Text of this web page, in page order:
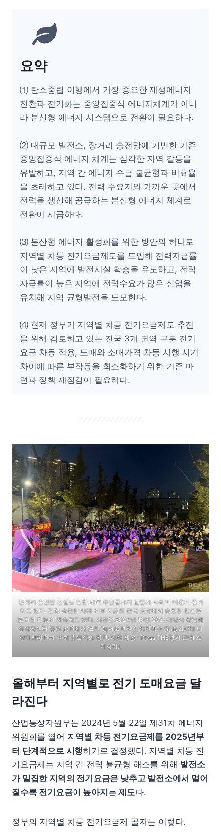
요약
⑴ 탄소중립 이행에서 가장 중요한 재생에너지
전환과 전기화는 중앙집중식 에너지체계가 아니
라 분산형 에너지 시스템으로 전환이 필요하다.
⑵ 대규모 발전소, 장거리 송전망에 기반한 기존
중앙집중식 에너지 체계는 심각한 지역 갈등을
유발하고, 지역 간 에너지 수급 불균형과 비효율
을 초래하고 있다. 전력 수요지와 가까운 곳에서
전력을 생산해 공급하는 분산형 에너지 체계로
전환이 시급하다.
⑶ 분산형 에너지 활성화를 위한 방안의 하나로
지역별 차등 전기요금제도를 도입해 전력자급률
이 낮은 지역에 발전시설 확충을 유도하고, 전력
자급률이 높은 지역에 전력수요가 많은 산업을
유치해 지역 균형발전을 도모한다.
⑷ 현재 정부가 지역별 차등 전기요금제도 추진
을 위해 검토하고 있는 전국 3개 권역 구분 전기
요금 차등 적용, 도매와 소매가격 차등 시행 시기
차이에 따른 부작용을 최소화하기 위한 기준 마
련과 정책 재점검이 필요하다.
장거리 송전망 건설로 인한 지역 주민들과의 갈등과 사회적 비용이 증가
하고 있다. 밀양 송전탑 사태 이후 지금도 전국 곳곳에서 송전탑 건설을
둘러싼 갈등이 계속되고 있다. 사진은 2024년 10월 26일 하남시 감일행
정복지센터 뒷편 공원에서 열린 ‘동서울변전소 이전촉구 및 증설반대 비
상대책위원회’ 주최 촛불집회 장면. 사진 제공 : Press THE경기 (프레스
더경기).
올해부터 지역별로 전기 도매요금 달
라진다
산업통상자원부는 2024년 5월 22일 제31차 에너지
위원회를 열어 지역별 차등 전기요금제를 2025년부
터 단계적으로 시행하기로 결정했다. 지역별 차등 전
기요금제는 지역 간 전력 불균형 해소를 위해 발전소
가 밀집한 지역의 전기요금은 낮추고 발전소에서 멀어
질수록 전기요금이 높아지는 제도다.
정부의 지역별 차등 전기요금제 골자는 이렇다.